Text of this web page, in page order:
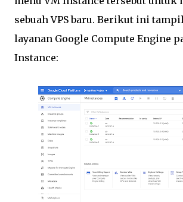
sebuah VPS baru. Berikut ini
layanan Google Compute Engine
Instance: